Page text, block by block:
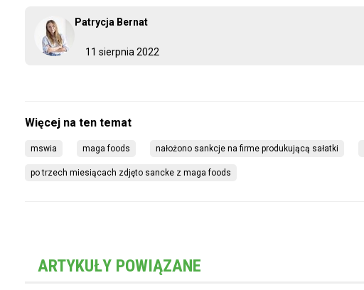
11 sierpnia 2022
Patrycja Bernat
mswia maga foods nałożono sankcje na firme produkującą sałatki
po trzech miesiącach zdjęto sancke z maga foods
ARTYKUŁY POWIĄZANE